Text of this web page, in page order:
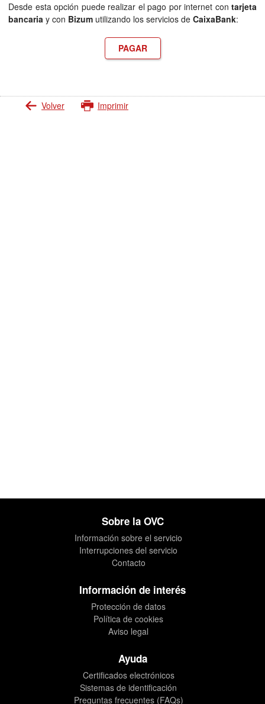
Desde esta opción puede realizar el pago por internet con tarjeta
bancaria y con Bizum utilizando los servicios de CaixaBank:
PAGAR
Volver Imprimir
Sobre la OVC
Información sobre el servicio
Interrupciones del servicio
Contacto
Información de interés
Protección de datos
Política de cookies
Aviso legal
Ayuda
Certificados electrónicos
Sistemas de identificación
Preguntas frecuentes (FAQs)